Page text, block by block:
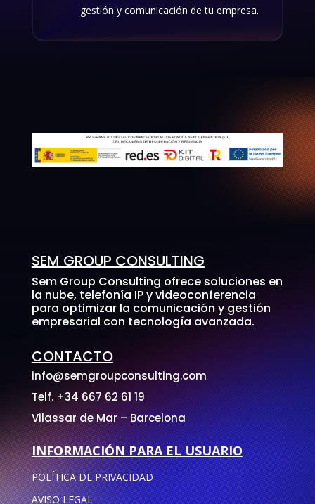
gestión y comunicación de tu empresa.
SEM GROUP CONSULTING
Sem Group Consulting ofrece soluciones en
la nube, telefonía IP y videoconferencia
para optimizar la comunicación y gestión
empresarial con tecnología avanzada.
CONTACTO
info@semgroupconsulting.com
Telf. +34 667 62 61 19
Vilassar de Mar – Barcelona
INFORMACIÓN PARA EL USUARIO
POLÍTICA DE PRIVACIDAD
AVISO LEGAL